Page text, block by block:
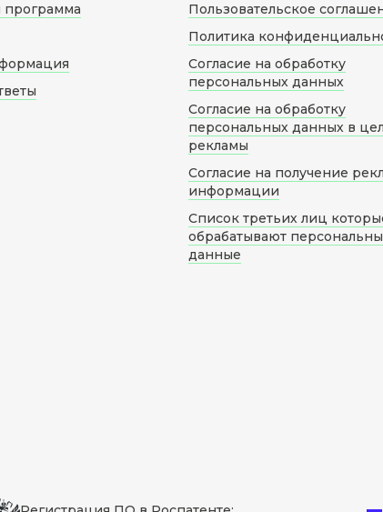
программа
Пользовательское
Политика
Согласие на обработку
персональных данных
Согласие на обработку
персональных данных в
рекламы
Согласие на получение
информации
Список третьих лиц
обрабатывают
данные